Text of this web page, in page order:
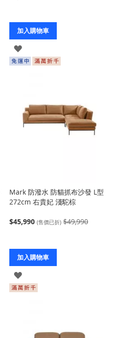
加入購物車
登
入
Mark 防潑水 防貓抓布沙發 L型
272cm 右貴妃 淺駝棕
$45,990 (售價已折) $49,990
加入購物車
登
入